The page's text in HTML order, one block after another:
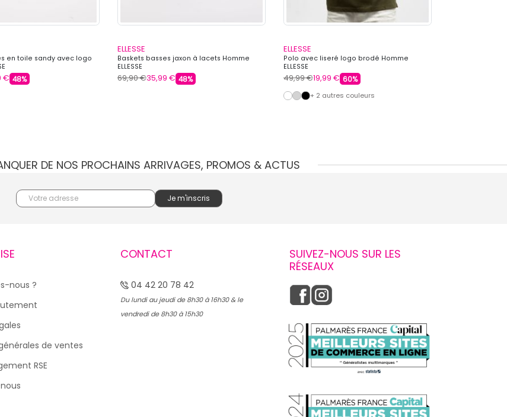
en toile sandy avec logo
€ 48%
ELLESSE
Baskets basses jaxon à lacets Homme
ELLESSE
69,90 €35,99 € 48%
ELLESSE
Polo avec liseré logo brodé Homme
ELLESSE
49,99 €19,99 € 60%
+ 2 autres couleurs
DE NOS PROCHAINS ARRIVAGES, PROMOS & ACTUS
nous ?
de ventes
RSE
CONTACT
04 42 20 78 42
Du lundi au jeudi de 8h30 à 16h30 & le
vendredi de 8h30 à 15h30
SUIVEZ-NOUS SUR LES
RÉSEAUX